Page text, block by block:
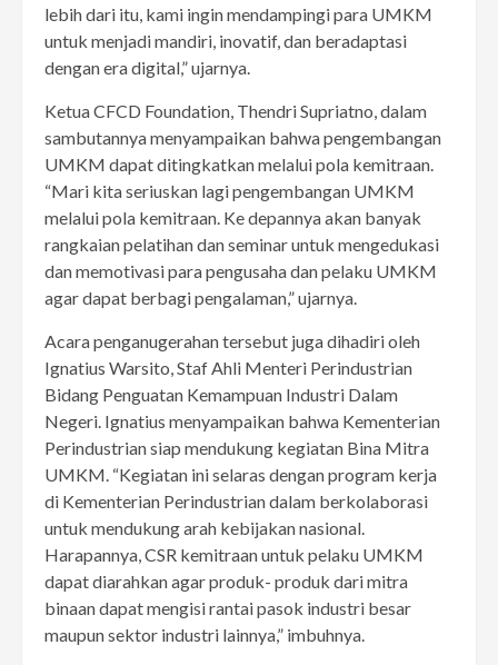
lebih dari itu, kami ingin mendampingi para UMKM
untuk menjadi mandiri, inovatif, dan beradaptasi
dengan era digital,” ujarnya.
Ketua CFCD Foundation, Thendri Supriatno, dalam
sambutannya menyampaikan bahwa pengembangan
UMKM dapat ditingkatkan melalui pola kemitraan.
“Mari kita seriuskan lagi pengembangan UMKM
melalui pola kemitraan. Ke depannya akan banyak
rangkaian pelatihan dan seminar untuk mengedukasi
dan memotivasi para pengusaha dan pelaku UMKM
agar dapat berbagi pengalaman,” ujarnya.
Acara penganugerahan tersebut juga dihadiri oleh
Ignatius Warsito, Staf Ahli Menteri Perindustrian
Bidang Penguatan Kemampuan Industri Dalam
Negeri. Ignatius menyampaikan bahwa Kementerian
Perindustrian siap mendukung kegiatan Bina Mitra
UMKM. “Kegiatan ini selaras dengan program kerja
di Kementerian Perindustrian dalam berkolaborasi
untuk mendukung arah kebijakan nasional.
Harapannya, CSR kemitraan untuk pelaku UMKM
dapat diarahkan agar produk- produk dari mitra
binaan dapat mengisi rantai pasok industri besar
maupun sektor industri lainnya,” imbuhnya.